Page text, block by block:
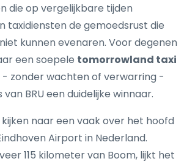
die op vergelijkbare tijden
taxidiensten de gemoedsrust die
kunnen evenaren. Voor degenen
een soepele tomorrowland taxi
zonder wachten of verwarring -
BRU een duidelijke winnaar.
kijken naar een vaak over het hoofd
Airport in Nederland.
115 kilometer van Boom, lijkt het